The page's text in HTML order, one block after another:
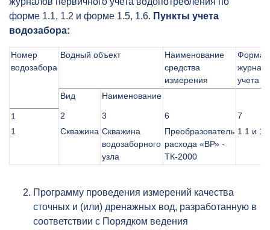
форме 1.1, 1.2 и форме 1.5, 1.6. Пункты учета
водозабора:
Номер
водозабора
Водный объект
Наименование
средства
измерения
Форма
учета
Вид
Наименование
1 2 3 6
7
1
Скважина Скважина
водозаборного
узла
Преобразователь
расхода «ВР» -
ТК-2000
1.1 и
Программу проведения измерений качества
сточных и (или) дренажных вод, разработанную в
соответствии с Порядком ведения